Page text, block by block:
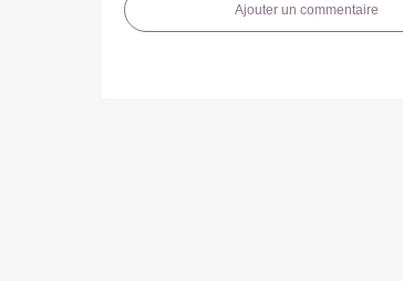
Ajouter un commentaire